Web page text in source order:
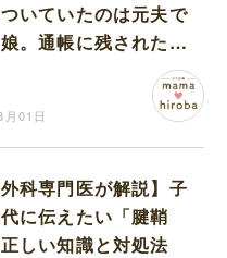
ついていたのは元夫で
。通帳に残された記
べてを物語っていた
01日
外科専門医が解説】子
に伝えたい「腱鞘
しい知識と対処法